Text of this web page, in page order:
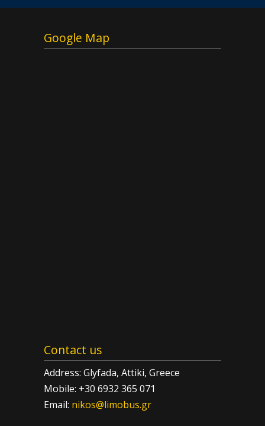
Google Map
Contact us
Address: Glyfada, Attiki, Greece
Mobile: +30 6932 365 071
Email: nikos@limobus.gr